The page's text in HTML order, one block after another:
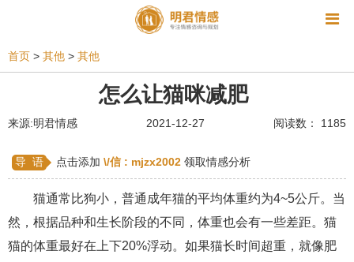
同性恋 恋爱技巧
挽救婚姻 星座情感 离婚 心情
姻缘测试 分娩
水瓶座男生 摩羯座男生 射手座男生
天蝎座男生 天秤座男生 处女座男生
首页 > 其他 > 其他
怎么让猫咪减肥
来源:明君情感 2021-12-27 阅读数： 1185
导 语 点击添加 \/信 : mjzx2002 领取情感分析
猫通常比狗小，普通成年猫的平均体重约为4~5公斤。当
然，根据品种和生长阶段的不同，体重也会有一些差距。猫
猫的体重最好在上下20%浮动。如果猫长时间超重，就像肥